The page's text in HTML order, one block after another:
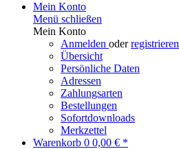
Mein Konto
Menü schließen
Mein Konto
Anmelden oderregistrieren
Übersicht
Persönliche Daten
Adressen
Zahlungsarten
Bestellungen
Sofortdownloads
Merkzettel
Warenkorb 0 0,00 € *